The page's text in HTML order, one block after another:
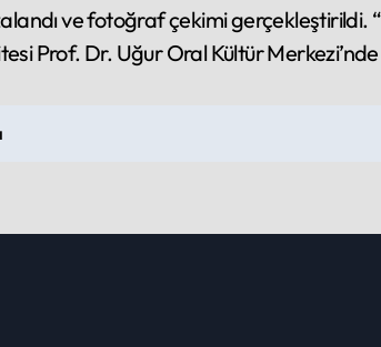
ve fotoğraf çekimi gerçekleştirildi.
Prof. Dr. Uğur Oral Kültür